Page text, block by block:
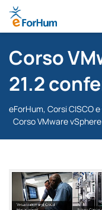
Corso
21.2
eForHum, Corsi CISCO
Corso VMware